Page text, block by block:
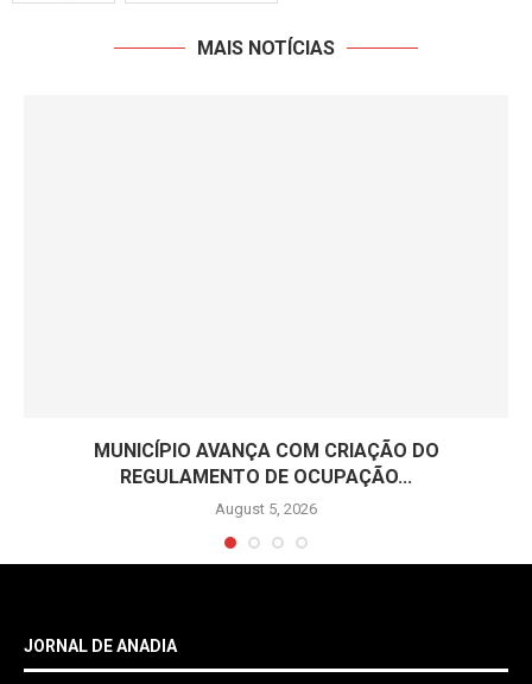
MAIS NOTÍCIAS
MUNICÍPIO AVANÇA COM CRIAÇÃO DO
REGULAMENTO DE OCUPAÇÃO...
August 5, 2026
JORNAL DE ANADIA